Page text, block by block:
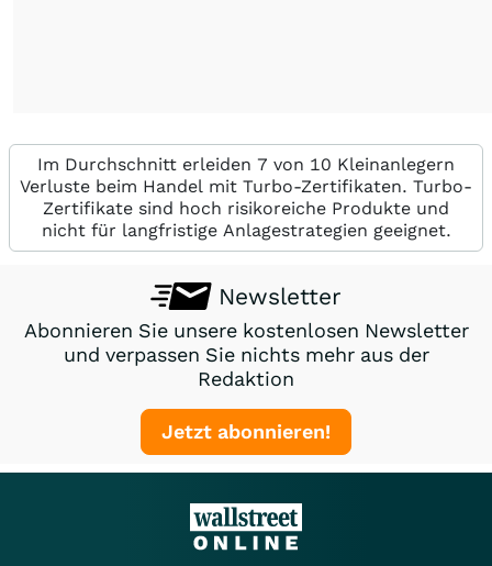
Im Durchschnitt erleiden 7 von 10 Kleinanlegern
Verluste beim Handel mit Turbo-Zertifikaten. Turbo-
Zertifikate sind hoch risikoreiche Produkte und
nicht für langfristige Anlagestrategien geeignet.
Newsletter
Abonnieren Sie unsere kostenlosen Newsletter
und verpassen Sie nichts mehr aus der
Redaktion
Jetzt abonnieren!